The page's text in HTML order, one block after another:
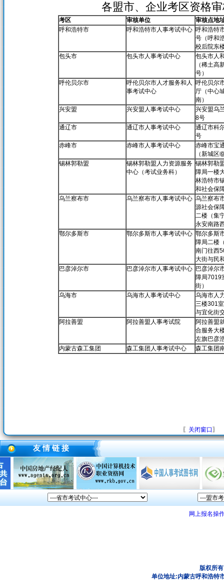
各盟市、企业考区资格
考区 审核单位
审核点地
呼和浩特市
呼和浩特市人事考试中心 呼和浩特
号（呼和
校后院东
包头市
包头市人事考试中心
包头市人
（稀土高
号）
呼伦贝尔市
呼伦贝尔市人才服务和人
事考试中心
呼伦贝尔
厅（中心
南）
兴安盟
兴安盟人事考试中心
兴安盟乌
8号
通辽市
通辽市人事考试中心
通辽市科
号
赤峰市
赤峰市人事考试中心
赤峰市宝
（新城区
锡林郭勒盟
锡林郭勒盟人力资源服务
中心（考试业务科）
锡林郭勒
障局一楼
林浩特市
和社会保
乌兰察布市
乌兰察布市人事考试中心 乌兰察布
源社会保
二楼（集
永安南路
鄂尔多斯市
鄂尔多斯市人事考试中心 鄂尔多斯
障局二楼
南门往西
大街与民
巴彦淖尔市
巴彦淖尔市人事考试中心 巴彦淖尔
障局7019
街）
乌海市
乌海市人事考试中心
乌海市人
三楼301
与宜化街
阿拉善盟
阿拉善盟人事考试院
阿拉善盟
合服务大
左旗巴彦
内蒙古森工集团
森工集团人事考试中心 森工集团
〖 关闭窗口 〗
友 情 链 接
网上报名操
版权所
单位地址:内蒙古呼和浩特